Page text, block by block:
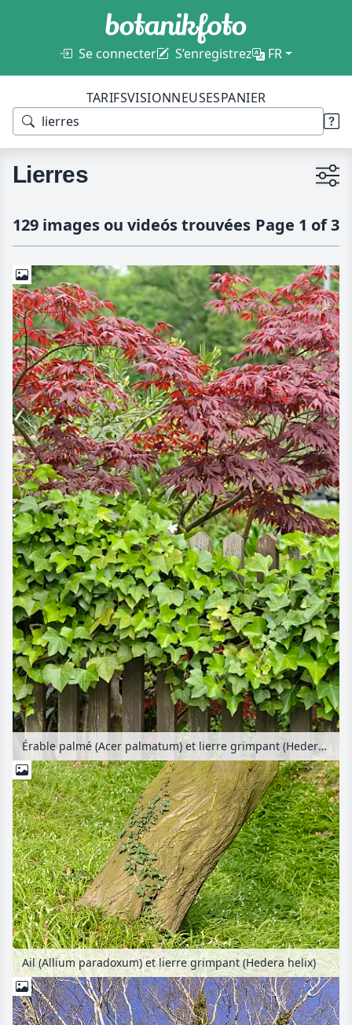
Se connecter S’enregistrez FR
TARIFSVISIONNEUSESPANIER
Lierres
129 images ou videós trouvées Page 1 of 3
Érable palmé (Acer palmatum) et lierre grimpant (Hedera helix)
Ail (Allium paradoxum) et lierre grimpant (Hedera helix)